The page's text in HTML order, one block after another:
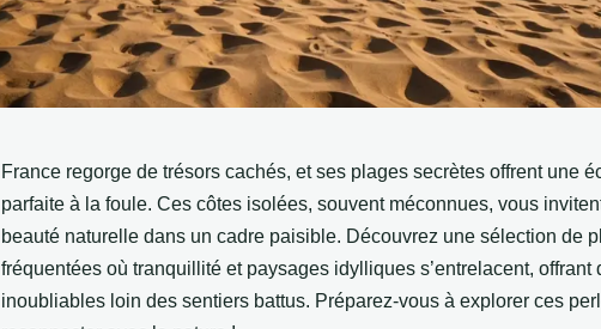
France regorge de trésors cachés, et ses plages secrètes offrent une
parfaite à la foule. Ces côtes isolées, souvent méconnues, vous
beauté naturelle dans un cadre paisible. Découvrez une sélection de
fréquentées où tranquillité et paysages idylliques s’entrelacent, offrant
inoubliables loin des sentiers battus. Préparez-vous à explorer ces